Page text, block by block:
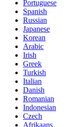
Portuguese
Spanish
Russian
Japanese
Korean
Arabic
Irish
Greek
Turkish
Italian
Danish
Romanian
Indonesian
Czech
Afrikaans